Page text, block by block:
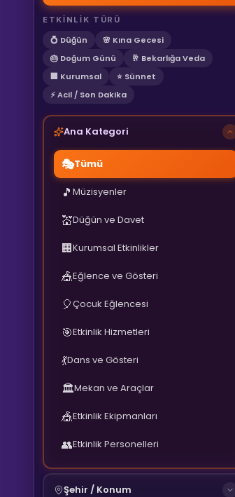
ETKİNLİK TÜRÜ
💍 Düğün
🌸 Kına Gecesi
🎂 Doğum Günü
🥂 Bekarlığa Veda
🏢 Kurumsal
⭐ Sünnet
⚡ Acil / Son Dakika
Ana Kategori
🎭Tümü
🎵 Müzisyenler
💒Düğün ve Davet
🏢Kurumsal Etkinlikler
🎪Eğlence ve Gösteri
🎈Çocuk Eğlencesi
🎯Etkinlik Hizmetleri
💃Dans ve Gösteri
🏛️Mekan ve Araçlar
🎪Etkinlik Ekipmanları
👥Etkinlik Personelleri
Şehir / Konum